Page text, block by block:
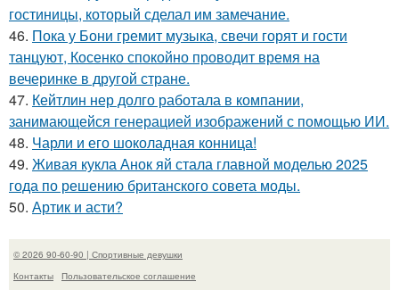
гостиницы, который сделал им замечание.
46. Пока у Бони гремит музыка, свечи горят и гости
танцуют, Косенко спокойно проводит время на
вечеринке в другой стране.
47. Кейтлин нер долго работала в компании,
занимающейся генерацией изображений с помощью ИИ.
48. Чарли и его шоколадная конница!
49. Живая кукла Анок яй стала главной моделью 2025
года по решению британского совета моды.
50. Артик и асти?
© 2026 90-60-90 | Спортивные девушки
Контакты
Пользовательское соглашение